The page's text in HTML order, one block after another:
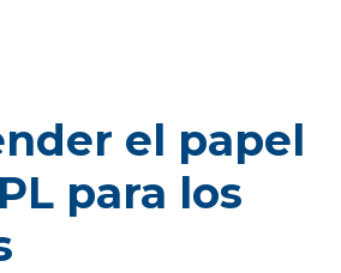
el papel
para los